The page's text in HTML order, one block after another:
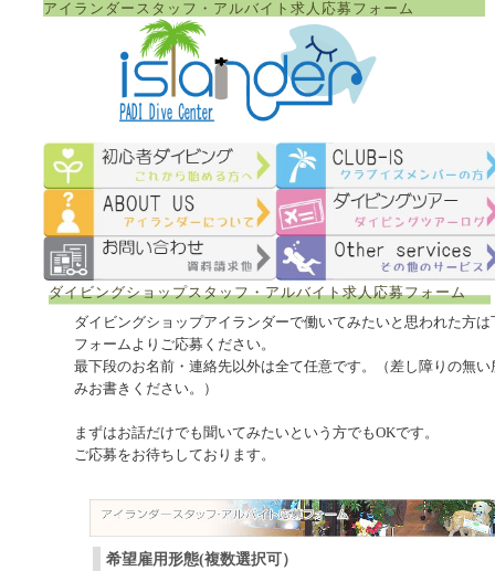
アイランダースタッフ・アルバイト求人応募フォーム
ダイビングショップスタッフ・アルバイト求人応募フォーム
ダイビングショップアイランダーで働いてみたいと思われた方は
フォームよりご応募ください。
最下段のお名前・連絡先以外は全て任意です。（差し障りの無い
みお書きください。）
まずはお話だけでも聞いてみたいという方でもOKです。
ご応募をお待ちしております。
希望雇用形態(複数選択可）